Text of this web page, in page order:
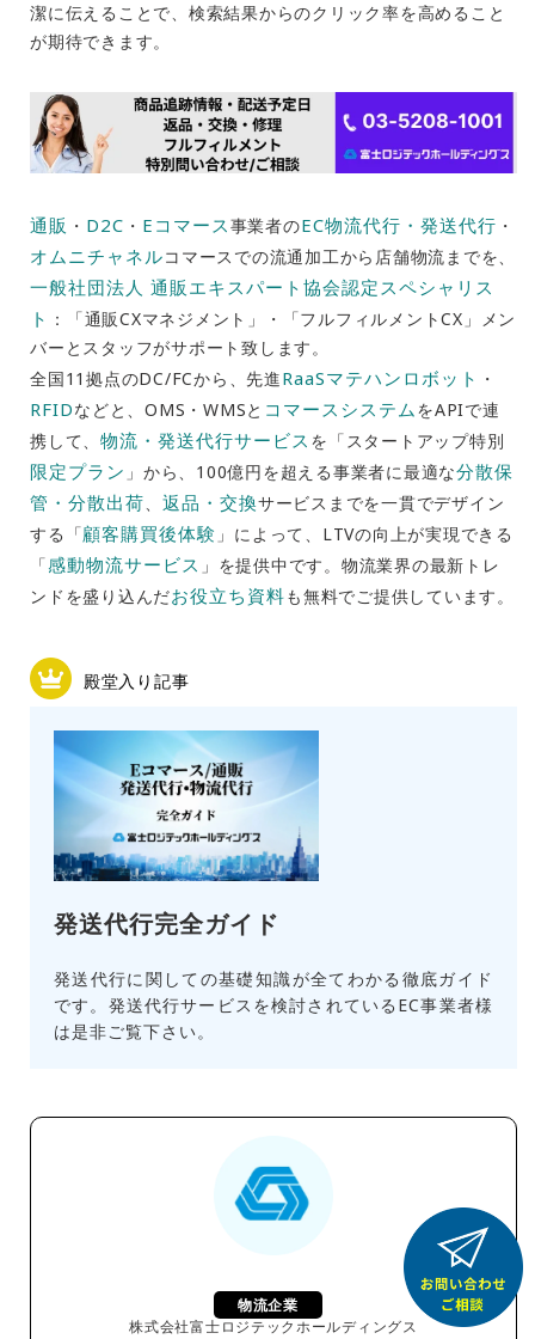
潔に伝えることで、検索結果からのクリック率を高めること
が期待できます。
通販 ・ D2C ・ Eコマース事業者のEC物流代行・発送代行 ・
オムニチャネルコマースでの流通加工から店舗物流までを、
一般社団法人 通販エキスパート協会認定スペシャリス
ト ：「通販CXマネジメント」・「フルフィルメントCX」メン
バーとスタッフがサポート致します。
全国11拠点のDC/FCから、先進RaaSマテハンロボット ・
RFIDなどと、OMS・WMSと コマースシステムをAPIで連
携して、 物流・発送代行サービス を「スタートアップ特別
限定プラン 」から、100億円を超える事業者に最適な分散保
管・分散出荷、 返品・交換サービスまでを一貫でデザイン
する「顧客購買後体験 」によって、LTVの向上が実現できる
「感動物流サービス 」を提供中です。物流業界の最新トレ
ンドを盛り込んだお役立ち資料も無料でご提供しています。
殿堂入り記事
発送代行完全ガイド
発送代行に関しての基礎知識が全てわかる徹底ガイド
です。発送代行サービスを検討されているEC事業者様
は是非ご覧下さい。
物流企業
株式会社富士ロジテックホールディングス